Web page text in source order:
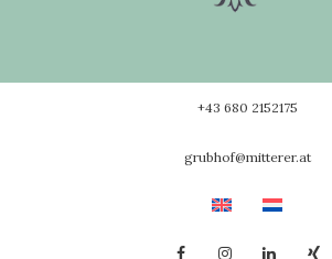
+43 680 2152175
grubhof@mitterer.at
FacebookInstagramLinkedin